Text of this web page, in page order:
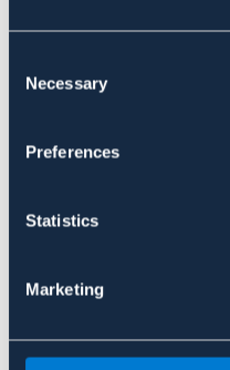
Selection
Necessary
Preferences
Statistics
Marketing
till perfekta arbetskläder
Yttermaterial: 100 %
Recensioner
Om varumärket